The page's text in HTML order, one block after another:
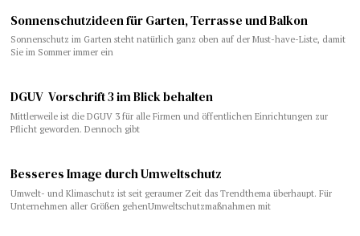
Sonnenschutzideen für Garten, Terrasse und Balkon
Sonnenschutz im Garten steht natürlich ganz oben auf der Must-have-Liste, damit
Sie im Sommer immer ein
DGUV Vorschrift 3 im Blick behalten
Mittlerweile ist die DGUV 3 für alle Firmen und öffentlichen Einrichtungen zur
Pflicht geworden. Dennoch gibt
Besseres Image durch Umweltschutz
Umwelt- und Klimaschutz ist seit geraumer Zeit das Trendthema überhaupt. Für
Unternehmen aller Größen gehenUmweltschutzmaßnahmen mit